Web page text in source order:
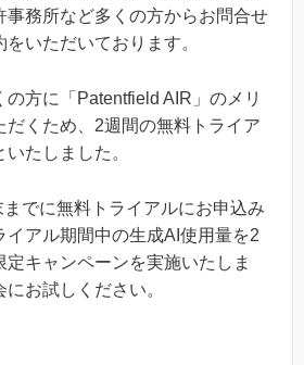
事務所など多くの方からお問合せ
いただいております。
の方に「Patentfield AIR」のメリ
だくため、2週間の無料トライア
たしました。
でに無料トライアルにお申込み
イアル期間中の生成AI使用量を2
キャンペーンを実施いたしま
お試しください。